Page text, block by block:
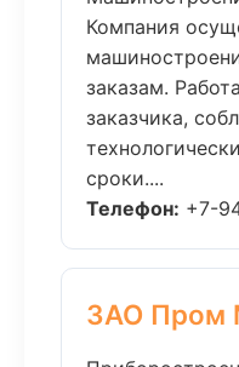
Компания
заказам.
заказчика,
сроки....
Телефон: +7-
ЗАО Пром